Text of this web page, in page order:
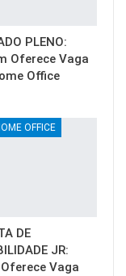
PLENO:
Oferece Vaga
Office
OFFICE
DE
JR:
Vaga